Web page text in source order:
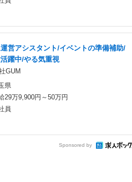
営アシスタント/イベントの準備補助/
躍中/やる気重視
GUM
県
29万9,900円～50万円
員
Sponsored by